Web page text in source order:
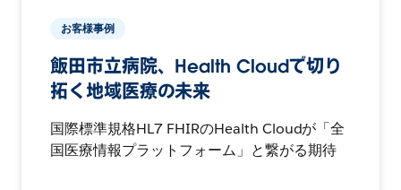
お客様事例
飯田市立病院、Health Cloudで切り
拓く地域医療の未来
国際標準規格HL7 FHIRのHealth Cloudが「全
国医療情報プラットフォーム」と繋がる期待